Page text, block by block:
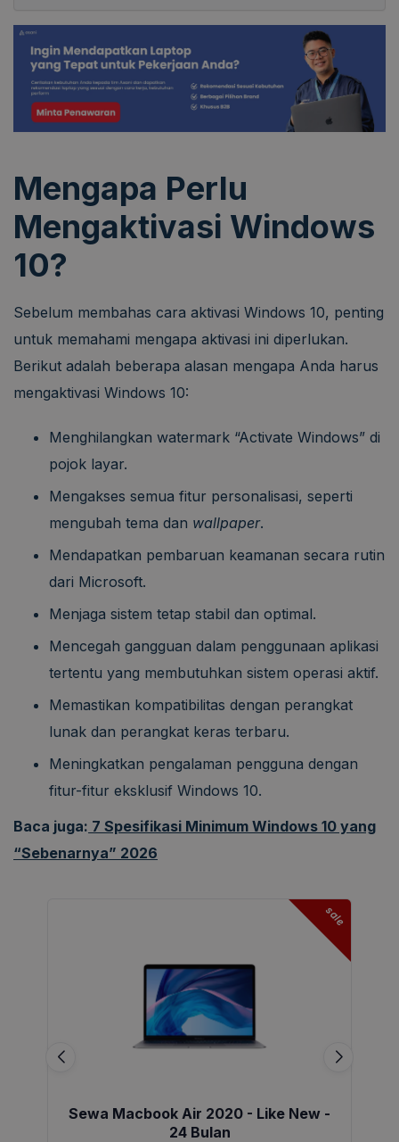
Mengapa Perlu
Mengaktivasi Windows
10?
Sebelum membahas cara aktivasi Windows 10, penting
untuk memahami mengapa aktivasi ini diperlukan.
Berikut adalah beberapa alasan mengapa Anda harus
mengaktivasi Windows 10:
Menghilangkan watermark “Activate Windows” di
pojok layar.
Mengakses semua fitur personalisasi, seperti
mengubah tema dan wallpaper.
Mendapatkan pembaruan keamanan secara rutin
dari Microsoft.
Menjaga sistem tetap stabil dan optimal.
Mencegah gangguan dalam penggunaan aplikasi
tertentu yang membutuhkan sistem operasi aktif.
Memastikan kompatibilitas dengan perangkat
lunak dan perangkat keras terbaru.
Meningkatkan pengalaman pengguna dengan
fitur-fitur eksklusif Windows 10.
Baca juga: 7 Spesifikasi Minimum Windows 10 yang
“Sebenarnya” 2026
sale
Sewa Macbook Air 2020 - Like New -
24 Bulan